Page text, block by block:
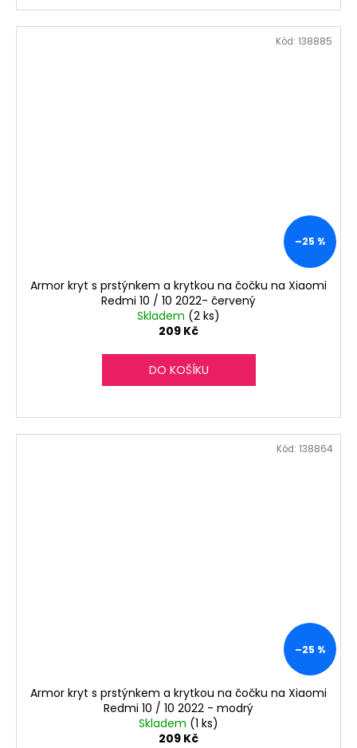
–25 %
Armor kryt s prstýnkem a krytkou na čočku na Xiaomi
Redmi 10 / 10 2022- červený
Skladem (2 ks)
209 Kč
DO KOŠÍKU
Kód: 138885
–25 %
Armor kryt s prstýnkem a krytkou na čočku na Xiaomi
Redmi 10 / 10 2022 - modrý
Skladem (1 ks)
209 Kč
Kód: 138864